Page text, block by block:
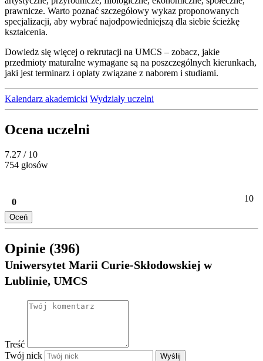
prawnicze. Warto poznać szczegółowy wykaz proponowanych
specjalizacji, aby wybrać najodpowiedniejszą dla siebie ścieżkę
kształcenia.
Dowiedz się więcej o rekrutacji na UMCS – zobacz, jakie
przedmioty maturalne wymagane są na poszczególnych kierunkach,
jaki jest terminarz i opłaty związane z naborem i studiami.
Kalendarz akademicki Wydziały uczelni
Ocena uczelni
7.27 / 10
754 głosów
0 10
Oceń
Opinie (396)
Uniwersytet Marii Curie-Skłodowskiej w
Lublinie, UMCS
Treść
Twój nick
Wyślij